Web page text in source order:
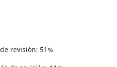
revisi´on: 51%